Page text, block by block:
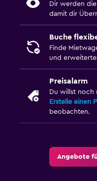
Dir werden
damit dir
Buche
Finde
und
Preisalarm
Du willst noch
Erstelle einen
beobachten.
Angebote